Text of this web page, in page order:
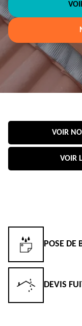
VOIR
VOIR
POSE DE
DEVIS